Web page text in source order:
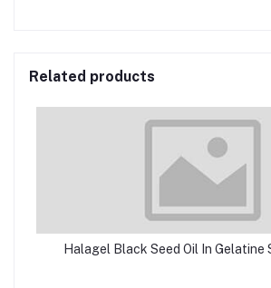
Related products
Halagel Black Seed Oil In